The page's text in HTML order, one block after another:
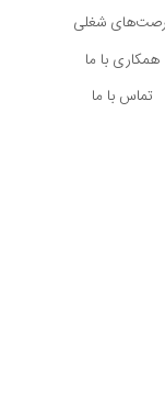
شغلی
همکاری با ما
تماس با ما